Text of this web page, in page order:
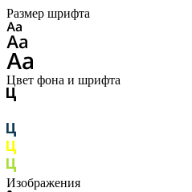
Размер шрифта
Цвет фона и шрифта
Изображения